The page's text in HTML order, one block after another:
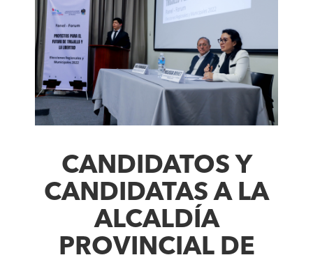
CANDIDATOS Y
CANDIDATAS A LA
ALCALDÍA
PROVINCIAL DE